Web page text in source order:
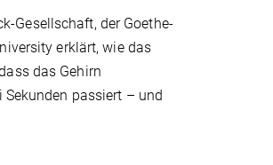
Gesellschaft, der Goethe-
erklärt, wie das
das Gehirn
passiert – und